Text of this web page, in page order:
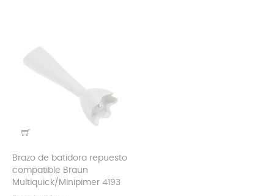
Brazo de batidora repuesto
compatible Braun
Multiquick/Minipimer 4193